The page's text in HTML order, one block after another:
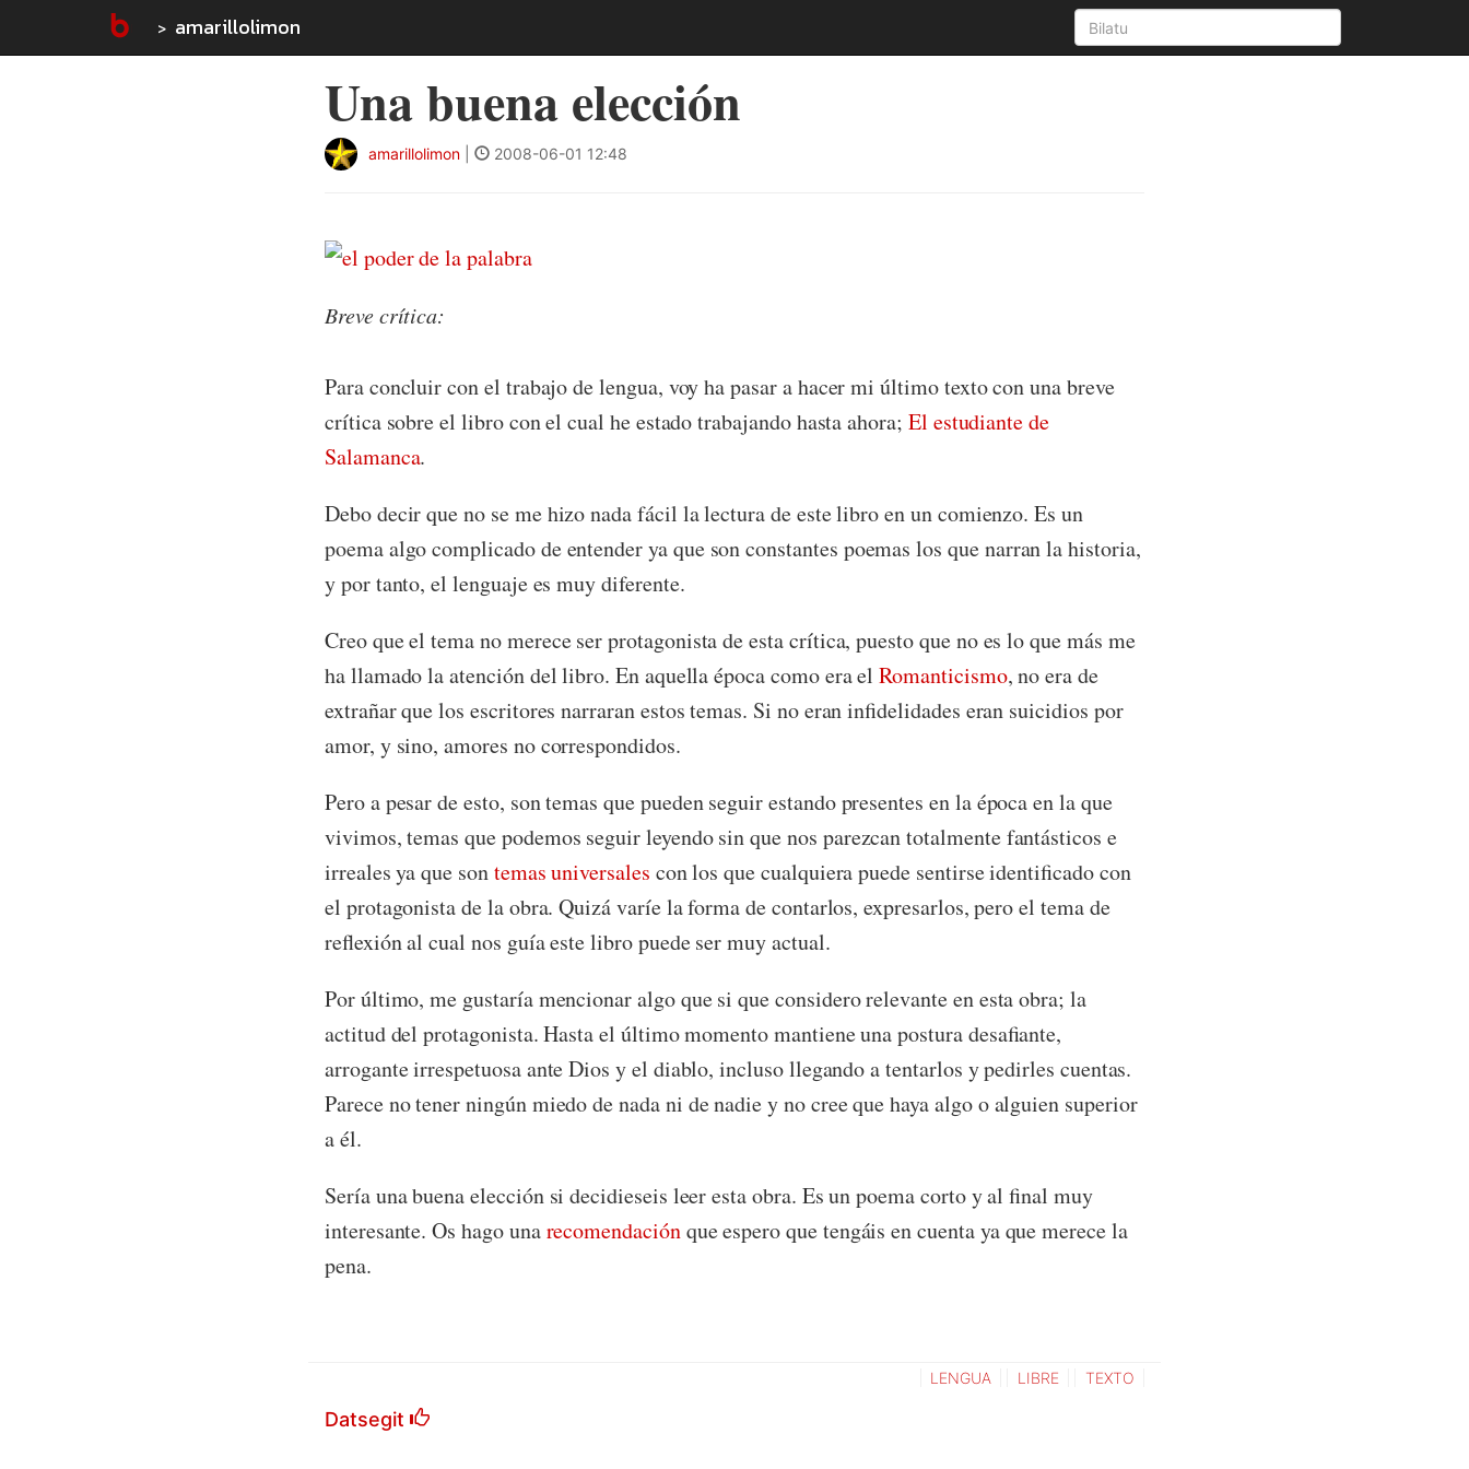
amarillolimon
Una buena elección
amarillolimon 2008-06-01 12:48
Breve crítica:
Para concluir con el trabajo de lengua, voy ha pasar a hacer mi último texto con una breve
crítica sobre el libro con el cual he estado trabajando hasta ahora; El estudiante de
Salamanca.
Debo decir que no se me hizo nada fácil la lectura de este libro en un comienzo. Es un
poema algo complicado de entender ya que son constantes poemas los que narran la historia,
y por tanto, el lenguaje es muy diferente.
Creo que el tema no merece ser protagonista de esta crítica, puesto que no es lo que más me
ha llamado la atención del libro. En aquella época como era elRomanticismo, no era de
extrañar que los escritores narraran estos temas. Si no eran infidelidades eran suicidios por
amor, y sino, amores no correspondidos.
Pero a pesar de esto, son temas que pueden seguir estando presentes en la época en la que
vivimos, temas que podemos seguir leyendo sin que nos parezcan totalmente fantásticos e
irreales ya que sontemas universales con los que cualquiera puede sentirse identificado con
el protagonista de la obra. Quizá varíe la forma de contarlos, expresarlos, pero el tema de
reflexión al cual nos guía este libro puede ser muy actual.
Por último, me gustaría mencionar algo que si que considero relevante en esta obra; la
actitud del protagonista. Hasta el último momento mantiene una postura desafiante,
arrogante irrespetuosa ante Dios y el diablo, incluso llegando a tentarlos y pedirles cuentas.
Parece no tener ningún miedo de nada ni de nadie y no cree que haya algo o alguien superior
a él.
Sería una buena elección si decidieseis leer esta obra. Es un poema corto y al final muy
interesante. Os hago unarecomendaciónque espero que tengáis en cuenta ya que merece la
pena.
Datsegit
LENGUA LIBRE TEXTO